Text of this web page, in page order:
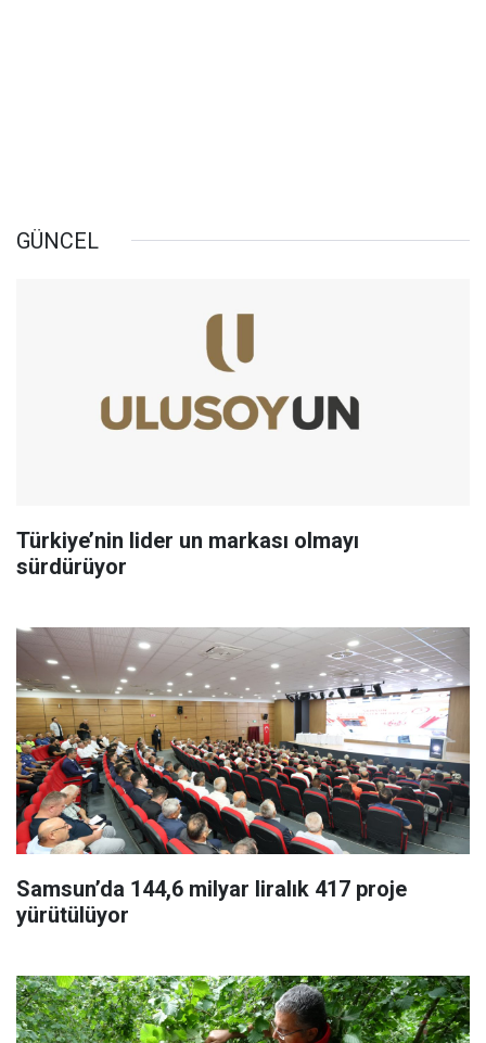
GÜNCEL
Türkiye’nin lider un markası olmayı
sürdürüyor
Samsun’da 144,6 milyar liralık 417 proje
yürütülüyor